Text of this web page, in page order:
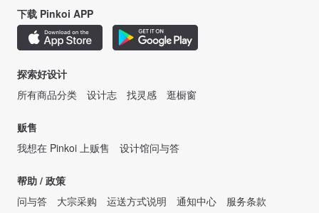
下载 Pinkoi APP
探索好设计
所有商品分类
设计志 找灵感 逛橱窗
贩售
我想在 Pinkoi 上贩售
设计馆问与答
帮助 / 政策
问与答
大宗采购 运送方式说明 通知中心
服务条款